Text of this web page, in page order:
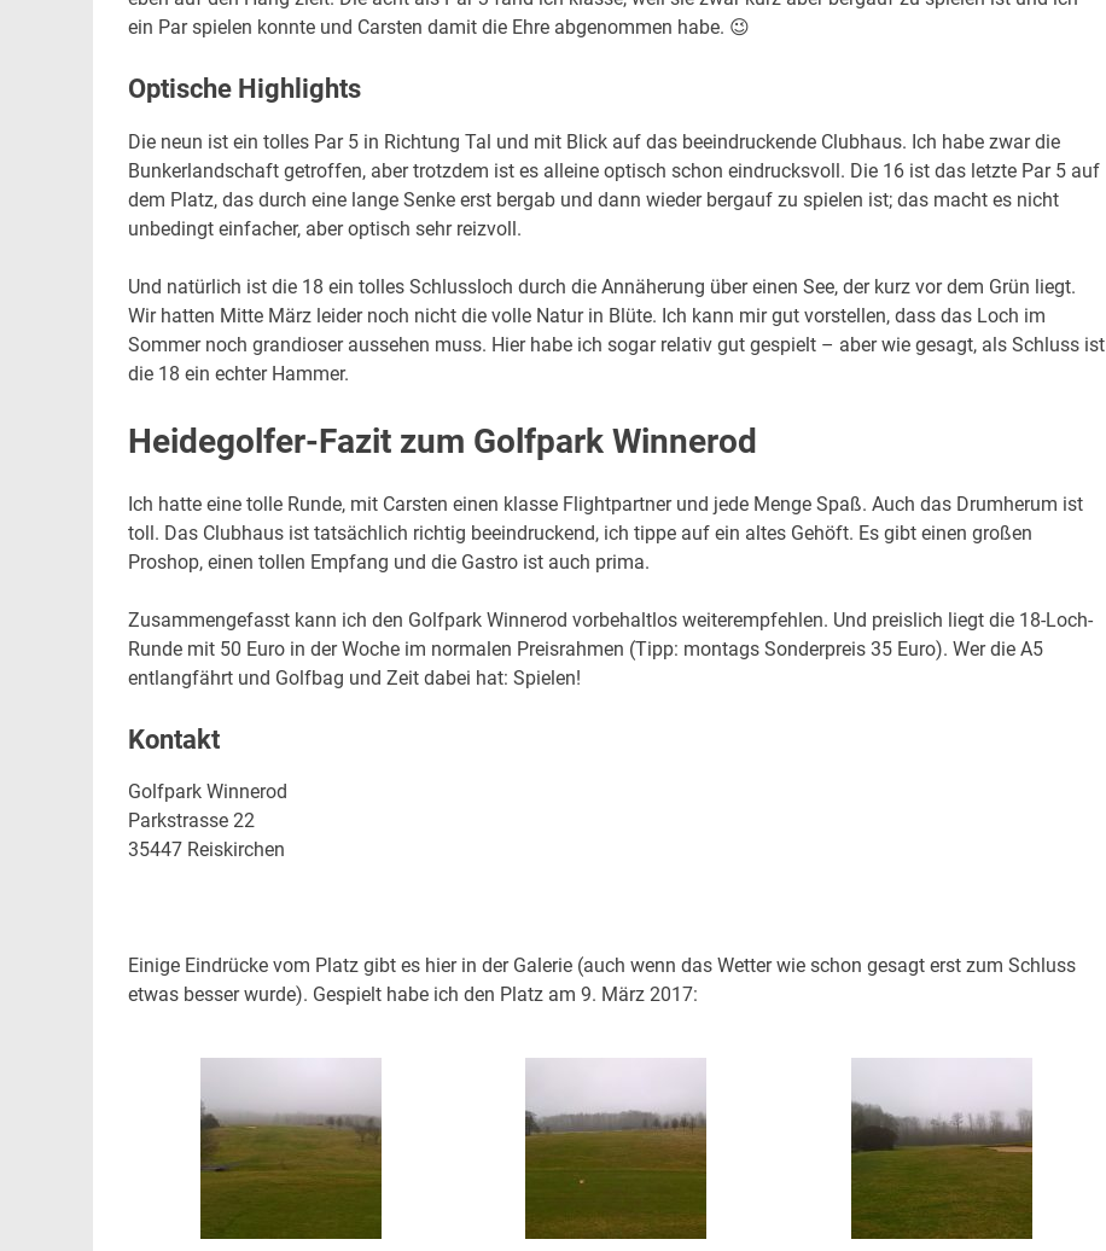
ein Par spielen konnte und Carsten damit die Ehre abgenommen habe. 😉
Optische Highlights
Die neun ist ein tolles Par 5 in Richtung Tal und mit Blick auf das beeindruckende Clubhaus. Ich habe zwar die
Bunkerlandschaft getroffen, aber trotzdem ist es alleine optisch schon eindrucksvoll. Die 16 ist das letzte Par 5 auf
dem Platz, das durch eine lange Senke erst bergab und dann wieder bergauf zu spielen ist; das macht es nicht
unbedingt einfacher, aber optisch sehr reizvoll.
Und natürlich ist die 18 ein tolles Schlussloch durch die Annäherung über einen See, der kurz vor dem Grün liegt.
Wir hatten Mitte März leider noch nicht die volle Natur in Blüte. Ich kann mir gut vorstellen, dass das Loch im
Sommer noch grandioser aussehen muss. Hier habe ich sogar relativ gut gespielt – aber wie gesagt, als Schluss ist
die 18 ein echter Hammer.
Heidegolfer-Fazit zum Golfpark Winnerod
Ich hatte eine tolle Runde, mit Carsten einen klasse Flightpartner und jede Menge Spaß. Auch das Drumherum ist
toll. Das Clubhaus ist tatsächlich richtig beeindruckend, ich tippe auf ein altes Gehöft. Es gibt einen großen
Proshop, einen tollen Empfang und die Gastro ist auch prima.
Zusammengefasst kann ich den Golfpark Winnerod vorbehaltlos weiterempfehlen. Und preislich liegt die 18-Loch-
Runde mit 50 Euro in der Woche im normalen Preisrahmen (Tipp: montags Sonderpreis 35 Euro). Wer die A5
entlangfährt und Golfbag und Zeit dabei hat: Spielen!
Kontakt
Golfpark Winnerod
Parkstrasse 22
35447 Reiskirchen
Einige Eindrücke vom Platz gibt es hier in der Galerie (auch wenn das Wetter wie schon gesagt erst zum Schluss
etwas besser wurde). Gespielt habe ich den Platz am 9. März 2017: